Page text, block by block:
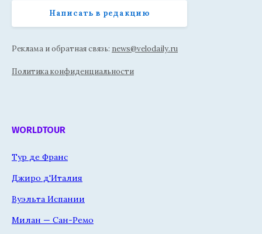
Написать в редакцию
Реклама и обратная связь: news@velodaily.ru
Политика конфиденциальности
WORLDTOUR
Тур де Франс
Джиро д'Италия
Вуэльта Испании
Милан — Сан-Ремо